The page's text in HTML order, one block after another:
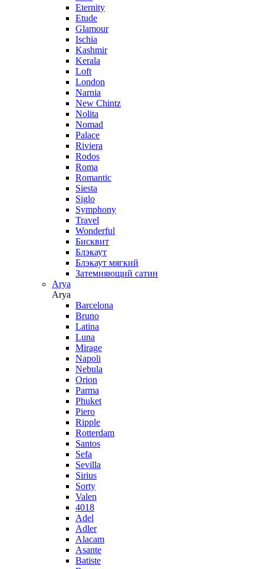
Eternity
Etude
Glamour
Ischia
Kashmir
Kerala
Loft
London
Narnia
New Chintz
Nolita
Nomad
Palace
Riviera
Rodos
Roma
Romantic
Siesta
Siglo
Symphony
Travel
Wonderful
Бисквит
Блэкаут
Блэкаут мягкий
Затемняющий сатин
Arya
Arya
Barcelona
Bruno
Latina
Luna
Mirage
Napoli
Nebula
Orion
Parma
Phuket
Piero
Ripple
Rotterdam
Santos
Sefa
Sevilla
Sirius
Sorty
Valen
4018
Adel
Adler
Alacam
Asante
Batiste